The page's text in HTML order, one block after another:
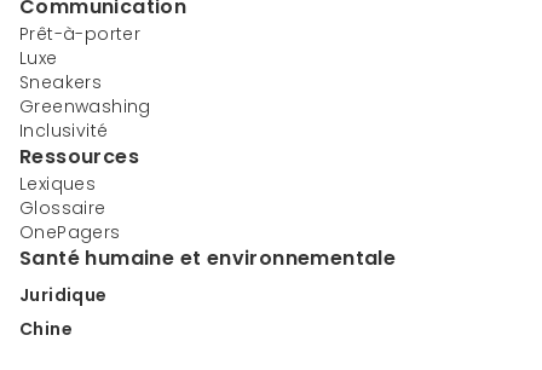
Communication
Prêt-à-porter
Luxe
Sneakers
Greenwashing
Inclusivité
Ressources
Lexiques
Glossaire
OnePagers
Santé humaine et environnementale
Juridique
Chine